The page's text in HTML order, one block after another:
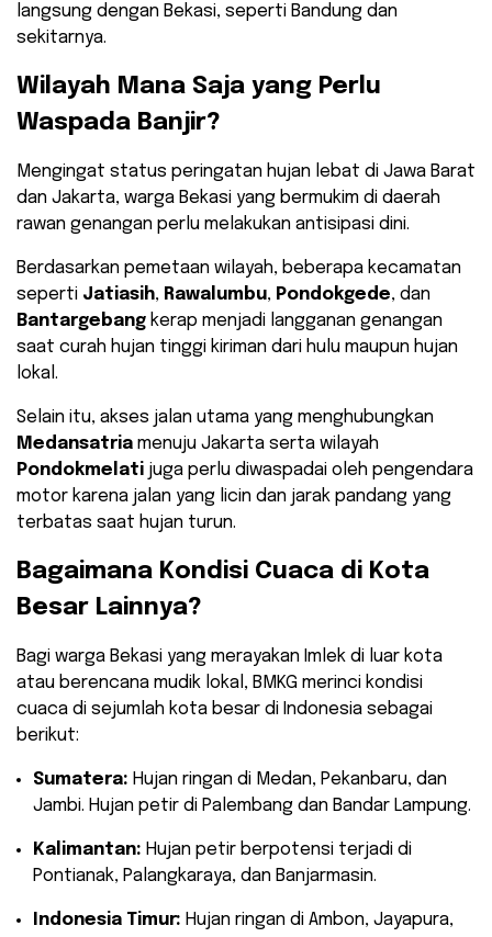
langsung dengan Bekasi, seperti Bandung dan
sekitarnya.
​Wilayah Mana Saja yang Perlu
Waspada Banjir?
​Mengingat status peringatan hujan lebat di Jawa Barat
dan Jakarta, warga Bekasi yang bermukim di daerah
rawan genangan perlu melakukan antisipasi dini.
Berdasarkan pemetaan wilayah, beberapa kecamatan
seperti Jatiasih, Rawalumbu, Pondokgede, dan
Bantargebang kerap menjadi langganan genangan
saat curah hujan tinggi kiriman dari hulu maupun hujan
lokal.
​Selain itu, akses jalan utama yang menghubungkan
Medansatria menuju Jakarta serta wilayah
Pondokmelati juga perlu diwaspadai oleh pengendara
motor karena jalan yang licin dan jarak pandang yang
terbatas saat hujan turun.
​Bagaimana Kondisi Cuaca di Kota
Besar Lainnya?
​Bagi warga Bekasi yang merayakan Imlek di luar kota
atau berencana mudik lokal, BMKG merinci kondisi
cuaca di sejumlah kota besar di Indonesia sebagai
berikut:
Sumatera: Hujan ringan di Medan, Pekanbaru, dan
Jambi. Hujan petir di Palembang dan Bandar Lampung.
Kalimantan: Hujan petir berpotensi terjadi di
Pontianak, Palangkaraya, dan Banjarmasin.
Indonesia Timur: Hujan ringan di Ambon, Jayapura,